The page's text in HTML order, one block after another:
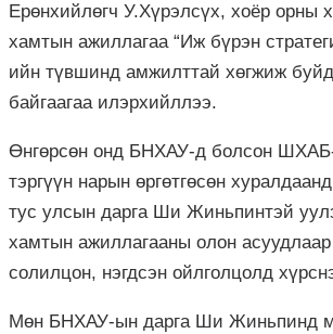
Ерөнхийлөгч У.Хүрэлсүх, хоёр орны
хамтын ажиллагаа “Иж бүрэн
ийн түвшинд амжилттай хөгжиж
байгаагаа илэрхийллээ.
Өнгөрсөн онд БНХАУ-д болсон
тэргүүн нарын өргөтгөсөн
тус улсын дарга Ши Жиньпинтэй
хамтын ажиллагааны олон
солилцон, нэгдсэн ойлголцолд
Мөн БНХАУ-ын дарга Ши Жиньпинд